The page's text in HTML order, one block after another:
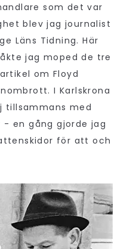
som det var
blev jag journalist
Läns Tidning. Här
jag moped de tre
om Floyd
I Karlskrona
tillsammans med
- en gång gjorde jag
för att och